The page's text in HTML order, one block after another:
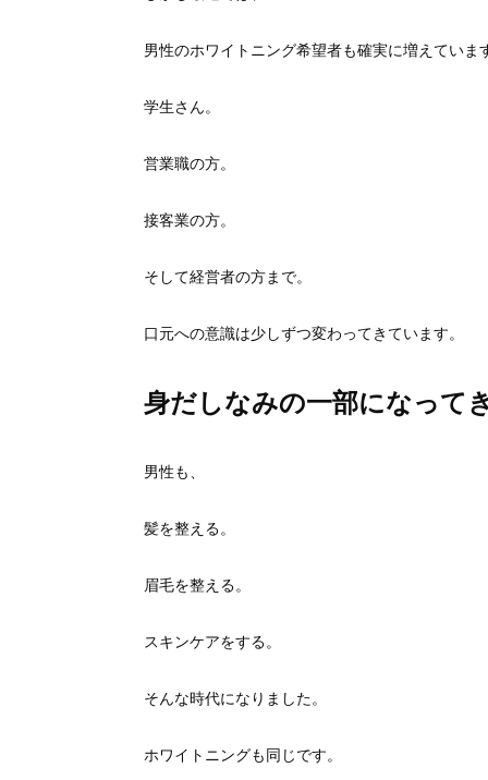
男性のホワイトニング希望者も確実に増えていま
学生さん。
営業職の方。
接客業の方。
そして経営者の方まで。
口元への意識は少しずつ変わってきています。
身だしなみの一部になって
男性も、
髪を整える。
眉毛を整える。
スキンケアをする。
そんな時代になりました。
ホワイトニングも同じです。